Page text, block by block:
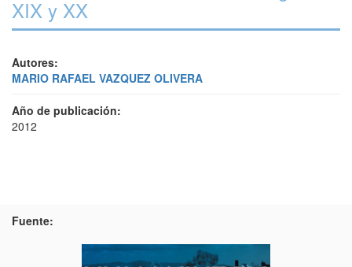
XIX y XX
Autores:
MARIO RAFAEL VAZQUEZ OLIVERA
Año de publicación:
2012
Fuente: